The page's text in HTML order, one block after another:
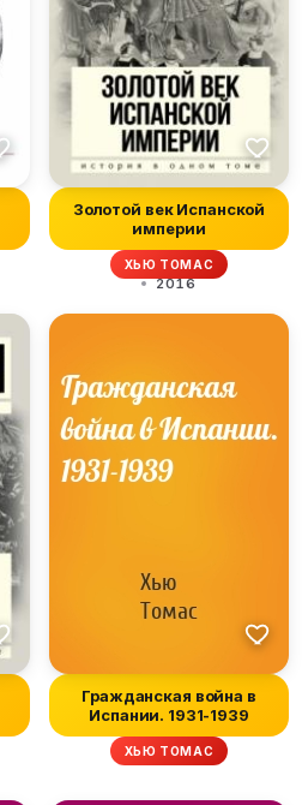
Золотой век Испанской
империи
ХЬЮ ТОМАС
2016
Гражданская война в
Испании. 1931-1939
ХЬЮ ТОМАС